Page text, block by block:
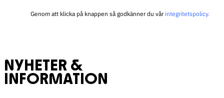
Genom att klicka på knappen så godkänner du vår integritetspolicy.
NYHETER &
INFORMATION